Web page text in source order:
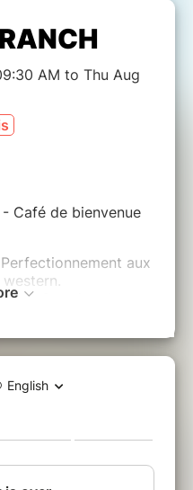
AM to Thu Aug
Café de bienvenue
aux
en fonction du
EN TOUT
des bases
les